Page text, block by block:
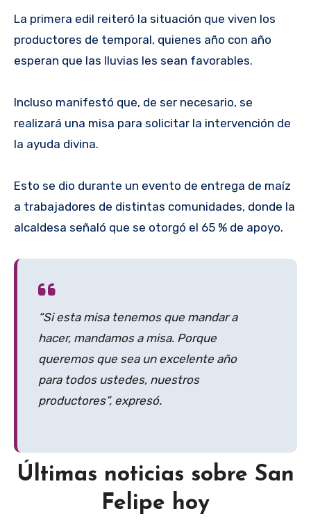
La primera edil reiteró la situación que viven los
productores de temporal, quienes año con año
esperan que las lluvias les sean favorables.
Incluso manifestó que, de ser necesario, se
realizará una misa para solicitar la intervención de
la ayuda divina.
Esto se dio durante un evento de entrega de maíz
a trabajadores de distintas comunidades, donde la
alcaldesa señaló que se otorgó el 65 % de apoyo.
“Si esta misa tenemos que mandar a
hacer, mandamos a misa. Porque
queremos que sea un excelente año
para todos ustedes, nuestros
productores”, expresó.
Últimas noticias sobre San
Felipe hoy